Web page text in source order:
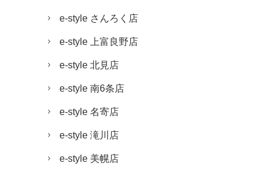
e-style さんろく店
e-style 上富良野店
e-style 北見店
e-style 南6条店
e-style 名寄店
e-style 滝川店
e-style 美幌店